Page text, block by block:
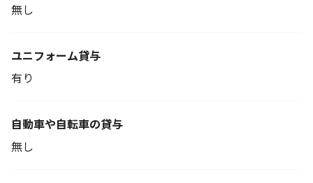
無し
ユニフォーム貸与
有り
自動車や自転車の貸与
無し